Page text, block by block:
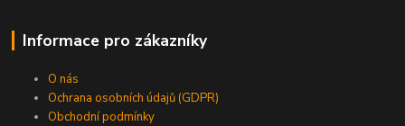
Informace pro zákazníky
O nás
Ochrana osobních údajů (GDPR)
Obchodní podmínky